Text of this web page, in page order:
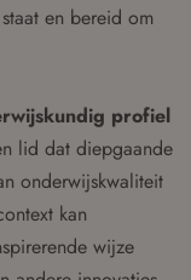
en bereid om
profiel
lid dat diepgaande
onderwijskwaliteit
kan
wijze